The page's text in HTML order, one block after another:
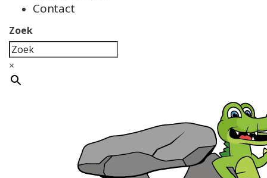
Contact
Zoek
×